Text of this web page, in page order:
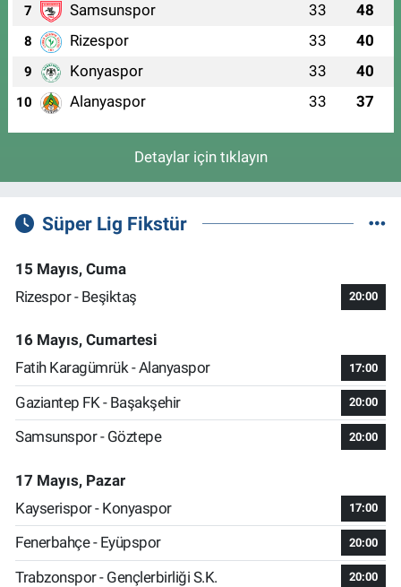
7 Samsunspor 33 48
8 Rizespor 33 40
9 Konyaspor 33 40
10 Alanyaspor 33 37
Detaylar için tıklayın
Süper Lig Fikstür
15 Mayıs, Cuma
Rizespor - Beşiktaş
20:00
16 Mayıs, Cumartesi
Fatih Karagümrük - Alanyaspor
17:00
Gaziantep FK - Başakşehir 20:00
Samsunspor - Göztepe 20:00
17 Mayıs, Pazar
Kayserispor - Konyaspor
17:00
Fenerbahçe - Eyüpspor 20:00
Trabzonspor - Gençlerbirliği S.K. 20:00